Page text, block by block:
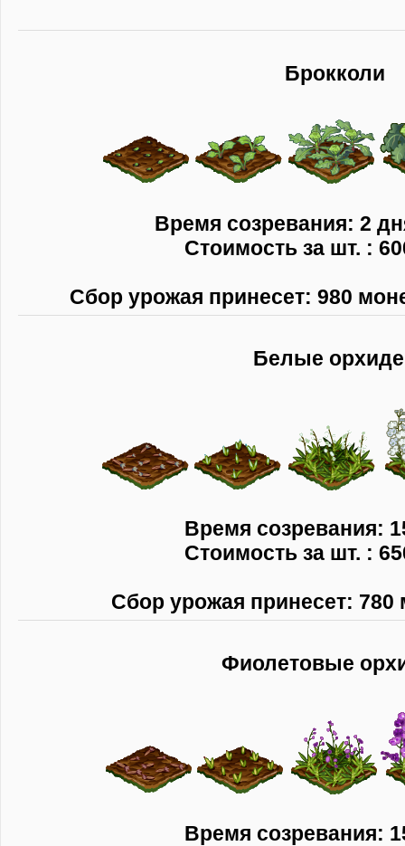
Брокколи
Время созревания: 2
Стоимость за шт. :
Сбор урожая принесет: 980
Белые
Время созревания:
Стоимость за шт. :
Сбор урожая принесет: 780
Фиолетовые
Время созревания: